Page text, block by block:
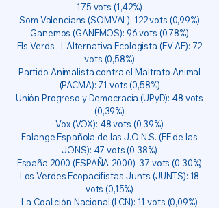
175 vots (1,42%)
Som Valencians (SOMVAL): 122 vots (0,99%)
Ganemos (GANEMOS): 96 vots (0,78%)
Els Verds - L'Alternativa Ecologista (EV-AE): 72
vots (0,58%)
Partido Animalista contra el Maltrato Animal
(PACMA): 71 vots (0,58%)
Unión Progreso y Democracia (UPyD): 48 vots
(0,39%)
Vox (VOX): 48 vots (0,39%)
Falange Española de las J.O.N.S. (FE de las
JONS): 47 vots (0,38%)
España 2000 (ESPAÑA-2000): 37 vots (0,30%)
Los Verdes Ecopacifistas-Junts (JUNTS): 18
vots (0,15%)
La Coalición Nacional (LCN): 11 vots (0,09%)